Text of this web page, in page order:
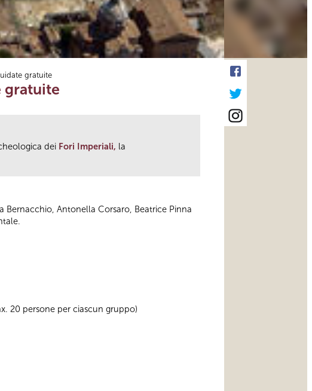
gratuite
gratuite
dei Fori Imperiali, la
Bernacchio, Antonella Corsaro, Beatrice Pinna
20 persone per ciascun gruppo)